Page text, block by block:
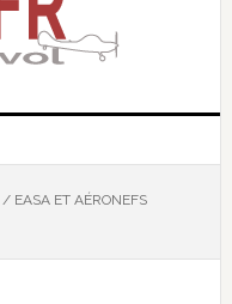
/EASA ET AÉRONEFS